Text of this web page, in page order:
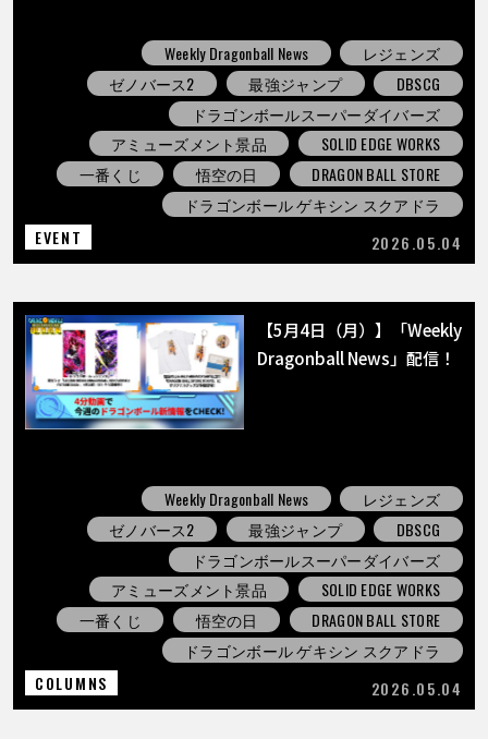
Weekly Dragonball News
レジェンズ
ゼノバース2
最強ジャンプ
DBSCG
ドラゴンボールスーパーダイバーズ
アミューズメント景品
SOLID EDGE WORKS
一番くじ
悟空の日
DRAGON BALL STORE
ドラゴンボール ゲキシン スクアドラ
EVENT
2026.05.04
【5月4日（月）】「Weekly
Dragonball News」配信！
Weekly Dragonball News
レジェンズ
ゼノバース2
最強ジャンプ
DBSCG
ドラゴンボールスーパーダイバーズ
アミューズメント景品
SOLID EDGE WORKS
一番くじ
悟空の日
DRAGON BALL STORE
ドラゴンボール ゲキシン スクアドラ
COLUMNS
2026.05.04